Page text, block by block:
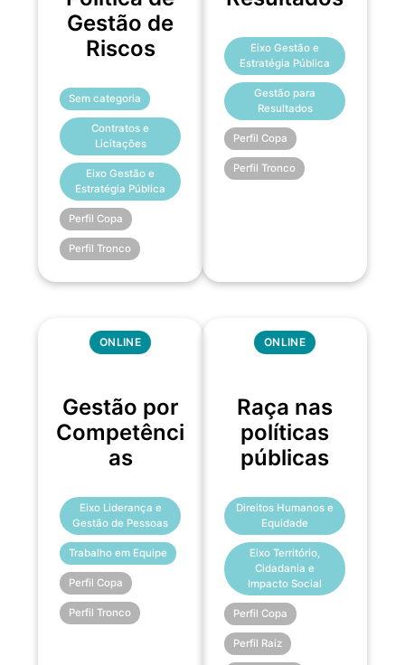
Gestão de
Riscos
Sem categoria
Contratos e
Licitações
Eixo Gestão e
Estratégia Pública
Perfil Copa
Perfil Tronco
Eixo Gestão e
Estratégia Pública
Gestão para
Resultados
Perfil Copa
Perfil Tronco
ONLINE
Gestão por
Competênci
as
Eixo Liderança e
Gestão de Pessoas
Trabalho em Equipe
Perfil Copa
Perfil Tronco
ONLINE
Raça nas
políticas
públicas
Direitos Humanos e
Equidade
Eixo Território,
Cidadania e
Impacto Social
Perfil Copa
Perfil Raiz